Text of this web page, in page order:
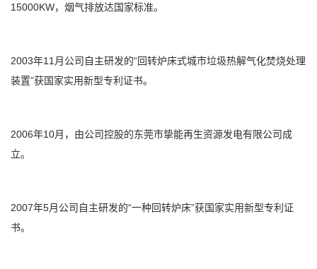
15000KW，烟气排放达国家标准。
2003年11月公司自主研发的“回转炉床式城市垃圾热解气化焚烧处理
装置”获国家实用新型专利证书。
2006年10月，由公司控股的东莞市挚能再生资源发电有限公司成
立。
2007年5月公司自主研发的“一种回转炉床”获国家实用新型专利证
书。